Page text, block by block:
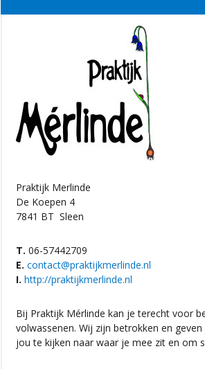
Praktijk Merlinde
De Koepen 4
7841 BT Sleen
T. 06-57442709
E. contact@praktijkmerlinde.nl
I. http://praktijkmerlinde.nl
Bij Praktijk Mérlinde kan je terecht voor
volwassenen. Wij zijn betrokken en
jou te kijken naar waar je mee zit en om